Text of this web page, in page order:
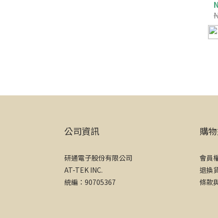
公司資訊
研通電子股份有限公司
AT-TEK INC.
統編：90705367
購
會員
退換
條款